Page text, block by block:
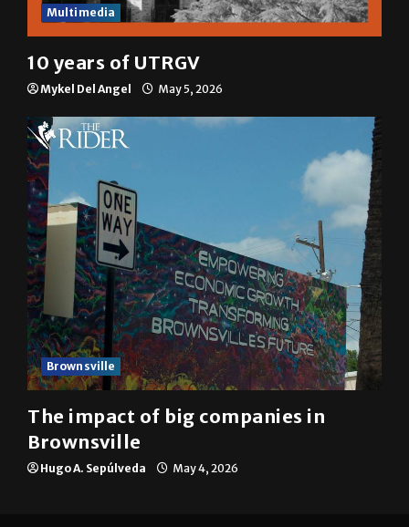
Multimedia
10 years of UTRGV
Mykel Del Angel May 5, 2026
Brownsville
The impact of big companies in
Brownsville
Hugo A. Sepúlveda May 4, 2026